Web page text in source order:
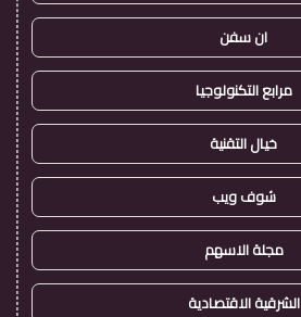
ان سفن
مرابع التكنولوجيا
خيال التقنية
شوف ويب
مجلة الاسهم
الشرقية الاقتصادية